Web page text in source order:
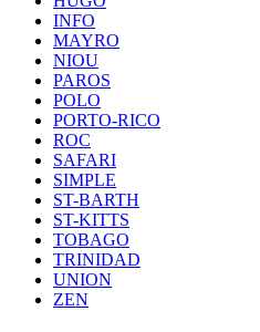
INFO
MAYRO
NIOU
PAROS
POLO
PORTO-RICO
ROC
SAFARI
SIMPLE
ST-BARTH
ST-KITTS
TOBAGO
TRINIDAD
UNION
ZEN